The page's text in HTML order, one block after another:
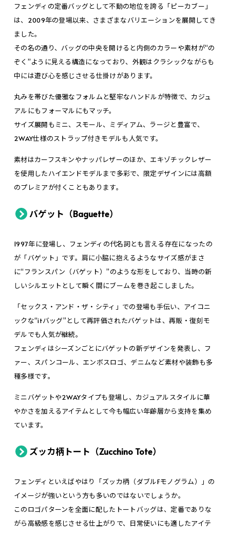
フェンディの定番バッグとして不動の地位を誇る「ピーカブー」
は、2009年の登場以来、さまざまなバリエーションを展開してき
ました。
その名の通り、バッグの中央を開けると内側のカラーや素材が“の
ぞく”ように見える構造になっており、外観はクラシックながらも
中には遊び心を感じさせる仕掛けがあります。
丸みを帯びた優雅なフォルムと堅牢なハンドルが特徴で、カジュ
アルにもフォーマルにもマッチ。
サイズ展開もミニ、スモール、ミディアム、ラージと豊富で、
2WAY仕様のストラップ付きモデルも人気です。
素材はカーフスキンやナッパレザーのほか、エキゾチックレザー
を使用したハイエンドモデルまで多彩で、限定デザインには高額
のプレミアが付くこともあります。
バゲット（Baguette）
1997年に登場し、フェンディの代名詞とも言える存在になったの
が「バゲット」です。肩に小脇に抱えるようなサイズ感がまさ
に“フランスパン（バゲット）”のような形をしており、当時の新
しいシルエットとして瞬く間にブームを巻き起こしました。
「セックス・アンド・ザ・シティ」での登場も手伝い、アイコニ
ックな“itバッグ”として再評価されたバゲットは、再販・復刻モ
デルでも人気が継続。
フェンディはシーズンごとにバゲットの新デザインを発表し、フ
ァー、スパンコール、エンボスロゴ、デニムなど素材や装飾も多
種多様です。
ミニバゲットや2WAYタイプも登場し、カジュアルスタイルに華
やかさを加えるアイテムとして今も幅広い年齢層から支持を集め
ています。
ズッカ柄トート（Zucchino Tote）
フェンディといえばやはり「ズッカ柄（ダブルFモノグラム）」の
イメージが強いという方も多いのではないでしょうか。
このロゴパターンを全面に配したトートバッグは、定番でありな
がら高級感を感じさせる仕上がりで、日常使いにも適したアイテ